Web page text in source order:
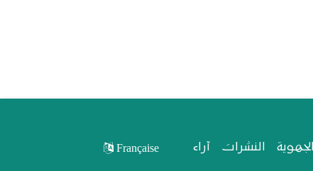
النشرات آراء Française